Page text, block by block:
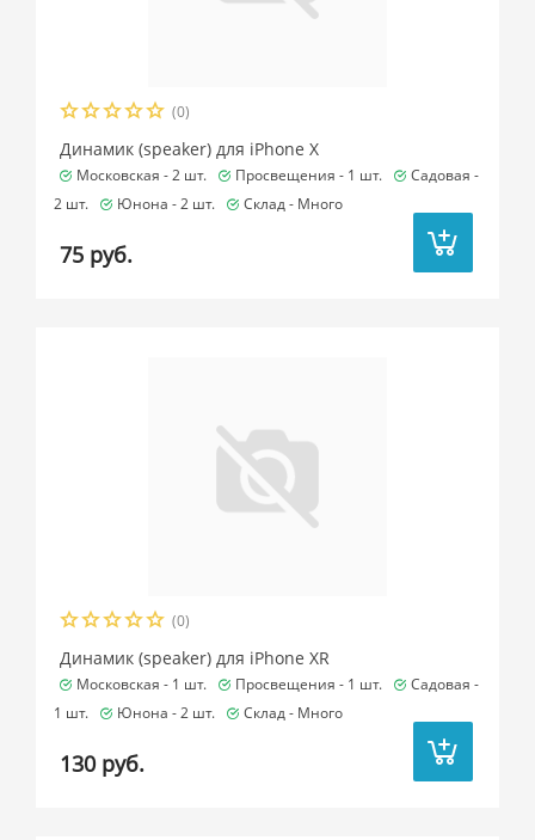
(0)
Динамик (speaker) для iPhone X
Московская -2 шт. Просвещения - 1 шт.
Садовая -
2 шт.
Юнона -2 шт. Склад - Много
75 руб.
(0)
Динамик (speaker) для iPhone XR
Московская - 1 шт. Просвещения - 1 шт.
Садовая -
1 шт.
Юнона -2 шт. Склад - Много
130 руб.